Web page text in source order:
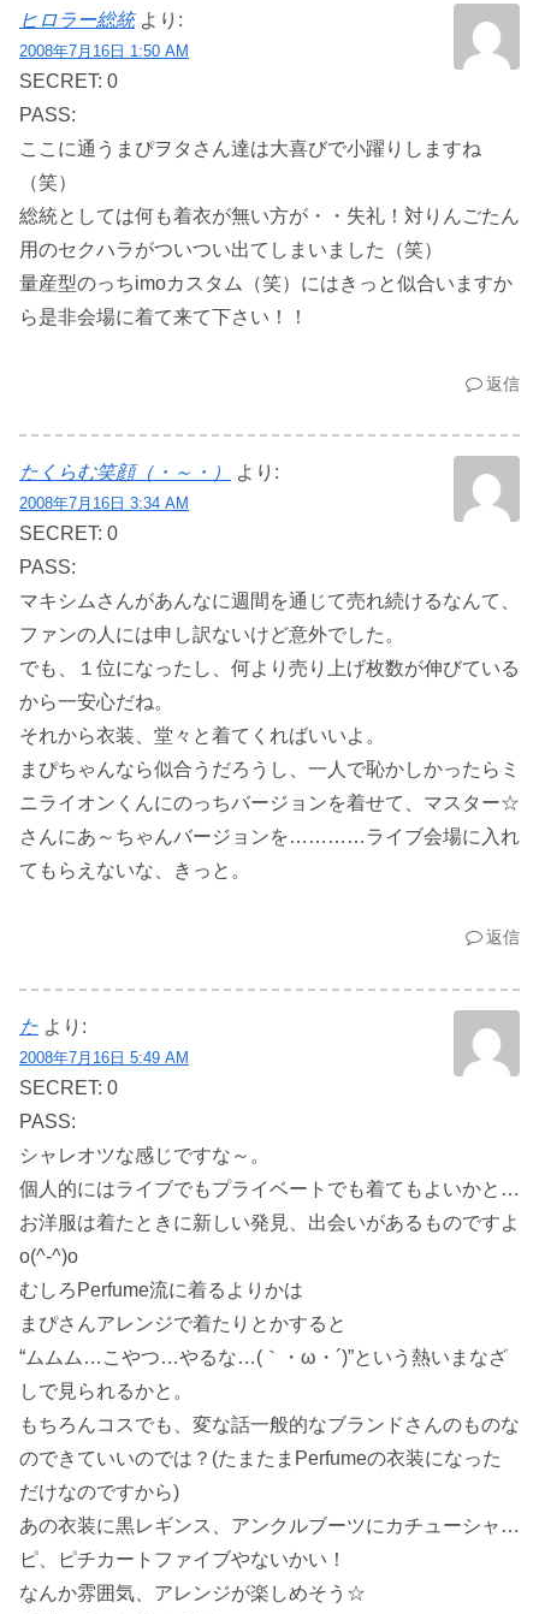
ヒロラー総統 より:
2008年7月16日 1:50 AM
SECRET: 0
PASS:
ここに通うまぴヲタさん達は大喜びで小躍りしますね
（笑）
総統としては何も着衣が無い方が・・失礼！対りんごたん
用のセクハラがついつい出てしまいました（笑）
量産型のっちimoカスタム（笑）にはきっと似合いますか
ら是非会場に着て来て下さい！！
返信
たくらむ笑顔（・～・） より:
2008年7月16日 3:34 AM
SECRET: 0
PASS:
マキシムさんがあんなに週間を通じて売れ続けるなんて、
ファンの人には申し訳ないけど意外でした。
でも、１位になったし、何より売り上げ枚数が伸びている
から一安心だね。
それから衣装、堂々と着てくればいいよ。
まぴちゃんなら似合うだろうし、一人で恥かしかったらミ
ニライオンくんにのっちバージョンを着せて、マスター☆
さんにあ～ちゃんバージョンを…………ライブ会場に入れ
てもらえないな、きっと。
返信
た より:
2008年7月16日 5:49 AM
SECRET: 0
PASS:
シャレオツな感じですな～。
個人的にはライブでもプライベートでも着てもよいかと…
お洋服は着たときに新しい発見、出会いがあるものですよ
o(^-^)o
むしろPerfume流に着るよりかは
まぴさんアレンジで着たりとかすると
“ムムム…こやつ…やるな…(｀・ω・´)”という熱いまなざ
しで見られるかと。
もちろんコスでも、変な話一般的なブランドさんのものな
のできていいのでは？(たまたまPerfumeの衣装になった
だけなのですから)
あの衣装に黒レギンス、アンクルブーツにカチューシャ…
ピ、ピチカートファイブやないかい！
なんか雰囲気、アレンジが楽しめそう☆